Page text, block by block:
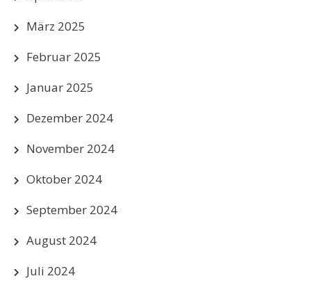
März 2025
Februar 2025
Januar 2025
Dezember 2024
November 2024
Oktober 2024
September 2024
August 2024
Juli 2024